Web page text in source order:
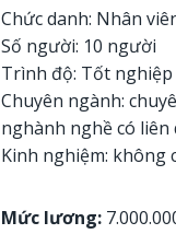
Chức danh: Nhân
Số người: 10 người
Trình độ: Tốt
Chuyên ngành:
nghành nghề có liên
Kinh nghiệm: không
Mức lương: